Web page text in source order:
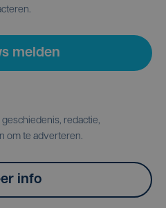
melden
redactie,
om te adverteren.
info